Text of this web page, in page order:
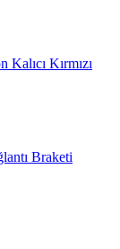
Kırmızı
Braketi